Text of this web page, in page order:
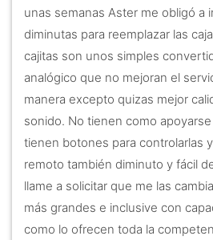
unas semanas Aster me obligó a
diminutas para reemplazar las
cajitas son unos simples
analógico que no mejoran el
manera excepto quizas mejor
sonido. No tienen como
tienen botones para controlarlas
remoto también diminuto y fácil
llame a solicitar que me las
más grandes e inclusive con
como lo ofrecen toda la